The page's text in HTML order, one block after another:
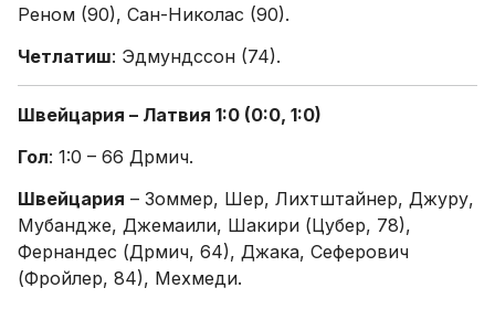
Реном (90), Сан-Николас (90).
Четлатиш: Эдмундссон (74).
Швейцария – Латвия 1:0 (0:0, 1:0)
Гол: 1:0 – 66 Дрмич.
Швейцария – Зоммер, Шер, Лихтштайнер, Джуру,
Мубандже, Джемаили, Шакири (Цубер, 78),
Фернандес (Дрмич, 64), Джака, Сеферович
(Фройлер, 84), Мехмеди.